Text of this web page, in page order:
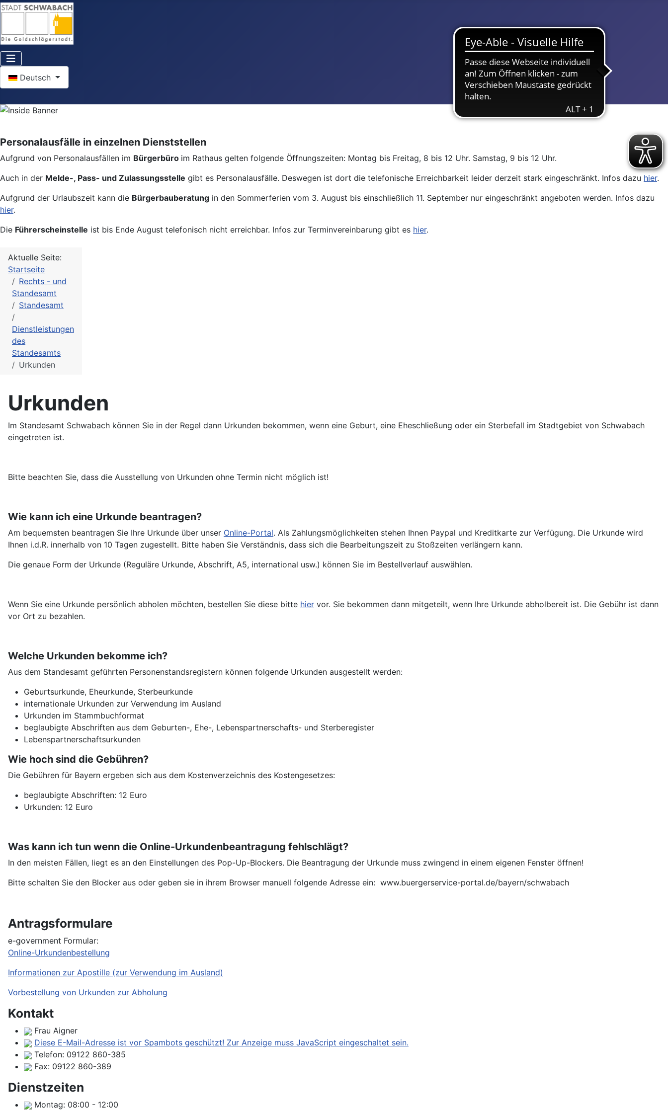
Deutsch
Personalausfälle in einzelnen Dienststellen
Aufgrund von Personalausfällen im Bürgerbüro im Rathaus gelten folgende Öffnungszeiten: Montag bis Freitag, 8 bis 12 Uhr. Samstag, 9 bis 12 Uhr.
Auch in der Melde-, Pass- und Zulassungsstelle gibt es Personalausfälle. Deswegen ist dort die telefonische Erreichbarkeit leider derzeit stark eingeschränkt. Infos dazu hier.
Aufgrund der Urlaubszeit kann die Bürgerbauberatung in den Sommerferien vom 3. August bis einschließlich 11. September nur eingeschränkt angeboten werden. Infos dazu
hier.
Die Führerscheinstelle ist bis Ende August telefonisch nicht erreichbar. Infos zur Terminvereinbarung gibt es hier.
Aktuelle Seite:
Startseite
Rechts - und
Standesamt
Standesamt
Dienstleistungen
des
Standesamts
Urkunden
Urkunden
Im Standesamt Schwabach können Sie in der Regel dann Urkunden bekommen, wenn eine Geburt, eine Eheschließung oder ein Sterbefall im Stadtgebiet von Schwabach
eingetreten ist.
Bitte beachten Sie, dass die Ausstellung von Urkunden ohne Termin nicht möglich ist!
Wie kann ich eine Urkunde beantragen?
Am bequemsten beantragen Sie Ihre Urkunde über unser Online-Portal. Als Zahlungsmöglichkeiten stehen Ihnen Paypal und Kreditkarte zur Verfügung. Die Urkunde wird
Ihnen i.d.R. innerhalb von 10 Tagen zugestellt. Bitte haben Sie Verständnis, dass sich die Bearbeitungszeit zu Stoßzeiten verlängern kann.
Die genaue Form der Urkunde (Reguläre Urkunde, Abschrift, A5, international usw.) können Sie im Bestellverlauf auswählen.
Wenn Sie eine Urkunde persönlich abholen möchten, bestellen Sie diese bitte hier vor. Sie bekommen dann mitgeteilt, wenn Ihre Urkunde abholbereit ist. Die Gebühr ist dann
vor Ort zu bezahlen.
Welche Urkunden bekomme ich?
Aus dem Standesamt geführten Personenstandsregistern können folgende Urkunden ausgestellt werden:
Geburtsurkunde, Eheurkunde, Sterbeurkunde
internationale Urkunden zur Verwendung im Ausland
Urkunden im Stammbuchformat
beglaubigte Abschriften aus dem Geburten-, Ehe-, Lebenspartnerschafts- und Sterberegister
Lebenspartnerschaftsurkunden
Wie hoch sind die Gebühren?
Die Gebühren für Bayern ergeben sich aus dem Kostenverzeichnis des Kostengesetzes:
beglaubigte Abschriften: 12 Euro
Urkunden: 12 Euro
Was kann ich tun wenn die Online-Urkundenbeantragung fehlschlägt?
In den meisten Fällen, liegt es an den Einstellungen des Pop-Up-Blockers. Die Beantragung der Urkunde muss zwingend in einem eigenen Fenster öffnen!
Bitte schalten Sie den Blocker aus oder geben sie in ihrem Browser manuell folgende Adresse ein: www.buergerservice-portal.de/bayern/schwabach
Antragsformulare
e-government Formular:
Online-Urkundenbestellung
Informationen zur Apostille (zur Verwendung im Ausland)
Vorbestellung von Urkunden zur Abholung
Kontakt
Frau Aigner
Diese E-Mail-Adresse ist vor Spambots geschützt! Zur Anzeige muss JavaScript eingeschaltet sein.
Telefon: 09122 860-385
Fax: 09122 860-389
Dienstzeiten
Montag: 08:00 - 12:00